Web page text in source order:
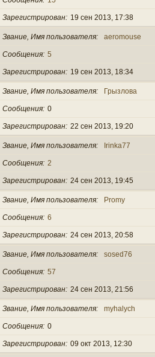
Зарегистрирован 19 сен 2013, 17:38
Звание, Имя пользователя aeromouse
Сообщения 5
Зарегистрирован 19 сен 2013, 18:34
Звание, Имя пользователя Грызлова
Сообщения 0
Зарегистрирован 22 сен 2013, 19:20
Звание, Имя пользователя Irinka77
Сообщения 2
Зарегистрирован 24 сен 2013, 19:45
Звание, Имя пользователя Promy
Сообщения 6
Зарегистрирован 24 сен 2013, 20:58
Звание, Имя пользователя sosed76
Сообщения 57
Зарегистрирован 24 сен 2013, 21:56
Звание, Имя пользователя myhalych
Сообщения 0
Зарегистрирован 09 окт 2013, 12:30